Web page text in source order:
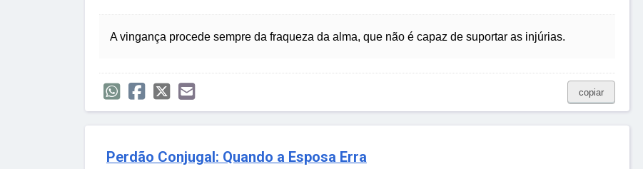
A vingança procede sempre da fraqueza da alma, que não é capaz de suportar as injúrias.
copiar
Perdão Conjugal: Quando a Esposa Erra